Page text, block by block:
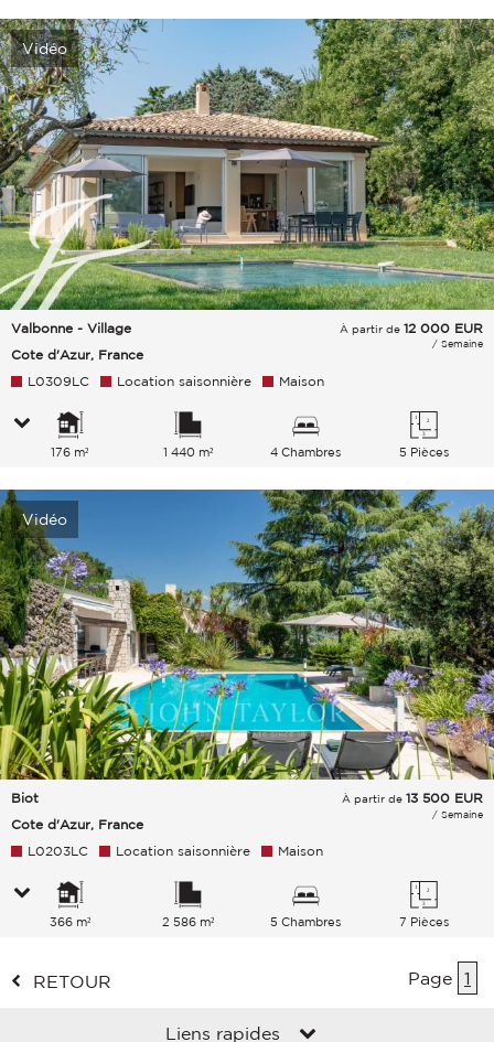
Vidéo
Valbonne - Village
Cote d'Azur, France
À partir de 12 000 EUR
/ Semaine
L0309LC Location saisonnière Maison
176 m² 1 440 m² 4 Chambres 5 Pièces
Vidéo
Biot
Cote d'Azur, France
À partir de 13 500 EUR
/ Semaine
L0203LC Location saisonnière Maison
366 m² 2 586 m² 5 Chambres 7 Pièces
RETOUR Page 1
Liens rapides